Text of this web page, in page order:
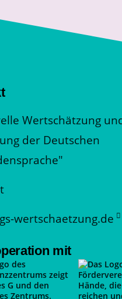
Wertschätzung
der Deutschen
wertschaetzung.de
mit